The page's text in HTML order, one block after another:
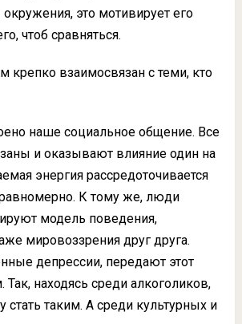
окружения, это мотивирует его
чтоб сравняться.
крепко взаимосвязан с теми, кто
наше социальное общение. Все
и оказывают влияние один на
энергия рассредоточивается
К тому же, люди
модель поведения,
мировоззрения друг друга.
депрессии, передают этот
Так, находясь среди алкоголиков,
стать таким. А среди культурных и